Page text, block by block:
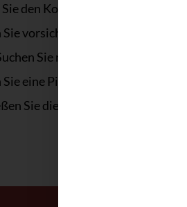
den Kopierer/Drucker/MFP
vorsichtig die Klappe des
Sie nach der
eine Pinzette, um die
Sie die Klappe, schalten Sie